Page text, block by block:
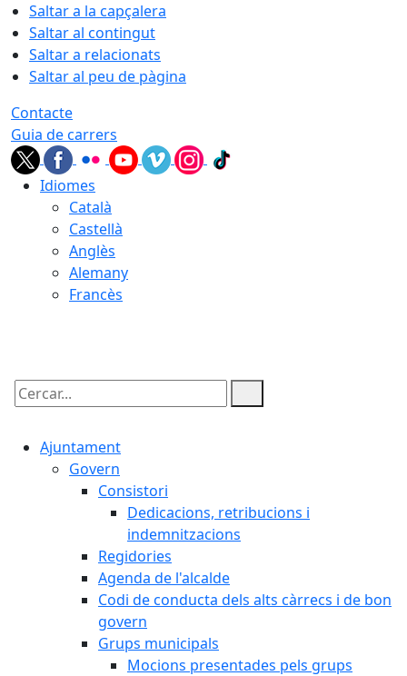
Saltar a la capçalera
Saltar al contingut
Saltar a relacionats
Saltar al peu de pàgina
Contacte
Guia de carrers
Idiomes
Català
Castellà
Anglès
Alemany
Francès
Cercar:
Ajuntament
Govern
Consistori
Dedicacions, retribucions i
indemnitzacions
Regidories
Agenda de l'alcalde
Codi de conducta dels alts càrrecs i de bon
govern
Grups municipals
Mocions presentades pels grups